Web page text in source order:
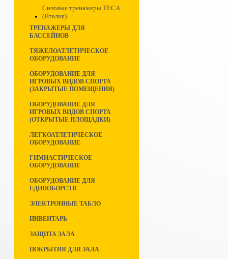
Силовые тренажеры TECA
(Италия)
ТРЕНАЖЕРЫ ДЛЯ
БАССЕЙНОВ
ТЯЖЕЛОАТЛЕТИЧЕСКОЕ
ОБОРУДОВАНИЕ
ОБОРУДОВАНИЕ ДЛЯ
ИГРОВЫХ ВИДОВ СПОРТА
(ЗАКРЫТЫЕ ПОМЕЩЕНИЯ)
ОБОРУДОВАНИЕ ДЛЯ
ИГРОВЫХ ВИДОВ СПОРТА
(ОТКРЫТЫЕ ПЛОЩАДКИ)
ЛЕГКОАТЛЕТИЧЕСКОЕ
ОБОРУДОВАНИЕ
ГИМНАСТИЧЕСКОЕ
ОБОРУДОВАНИЕ
ОБОРУДОВАНИЕ ДЛЯ
ЕДИНОБОРСТВ
ЭЛЕКТРОННЫЕ ТАБЛО
ИНВЕНТАРЬ
ЗАЩИТА ЗАЛА
ПОКРЫТИЯ ДЛЯ ЗАЛА